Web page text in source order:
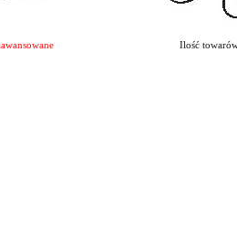
Ilość